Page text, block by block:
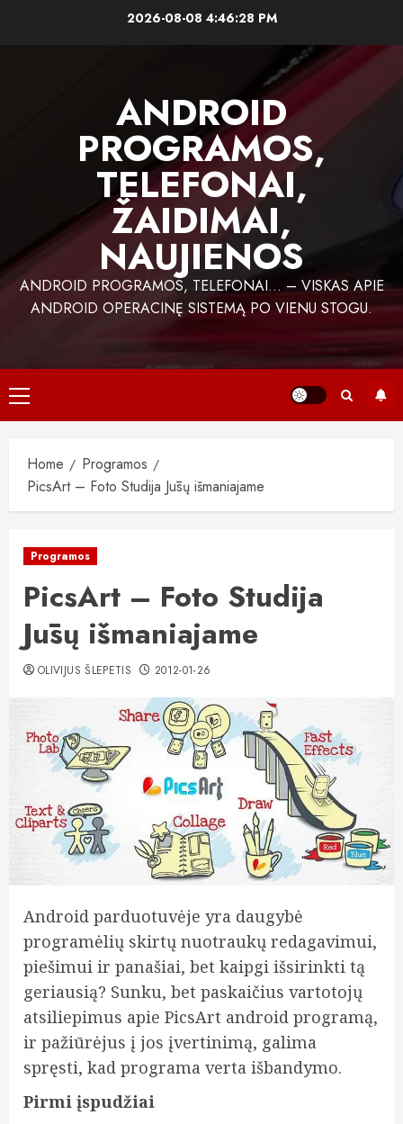
2026-08-08 4:46:29 PM
ANDROID
PROGRAMOS,
TELEFONAI,
ŽAIDIMAI,
NAUJIENOS
ANDROID PROGRAMOS, TELEFONAI… – VISKAS APIE
ANDROID OPERACINĘ SISTEMĄ PO VIENU STOGU.
Primary
Menu
Home
Programos
PicsArt – Foto Studija Jūsų išmaniajame
Programos
PicsArt – Foto Studija
Jūsų išmaniajame
OLIVIJUS ŠLEPETIS 2012-01-26
Android parduotuvėje yra daugybė
programėlių skirtų nuotraukų redagavimui,
piešimui ir panašiai, bet kaipgi išsirinkti tą
geriausią? Sunku, bet paskaičius vartotojų
atsiliepimus apie PicsArt android programą,
ir pažiūrėjus į jos įvertinimą, galima
spręsti, kad programa verta išbandymo.
Pirmi įspudžiai